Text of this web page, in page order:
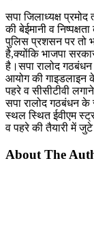
सपा जिलाध्यक्ष
की बेईमानी व
पुलिस प्रशसन पर तो
है,क्योंकि भाजपा
है।सपा रालोद गठबंधन
आयोग की गाइडलाइन
पहरे व सीसीटीवी लगाने
सपा रालोद गठबंधन के
स्थल स्थित ईवीएम
व पहरे की तैयारी में
About The